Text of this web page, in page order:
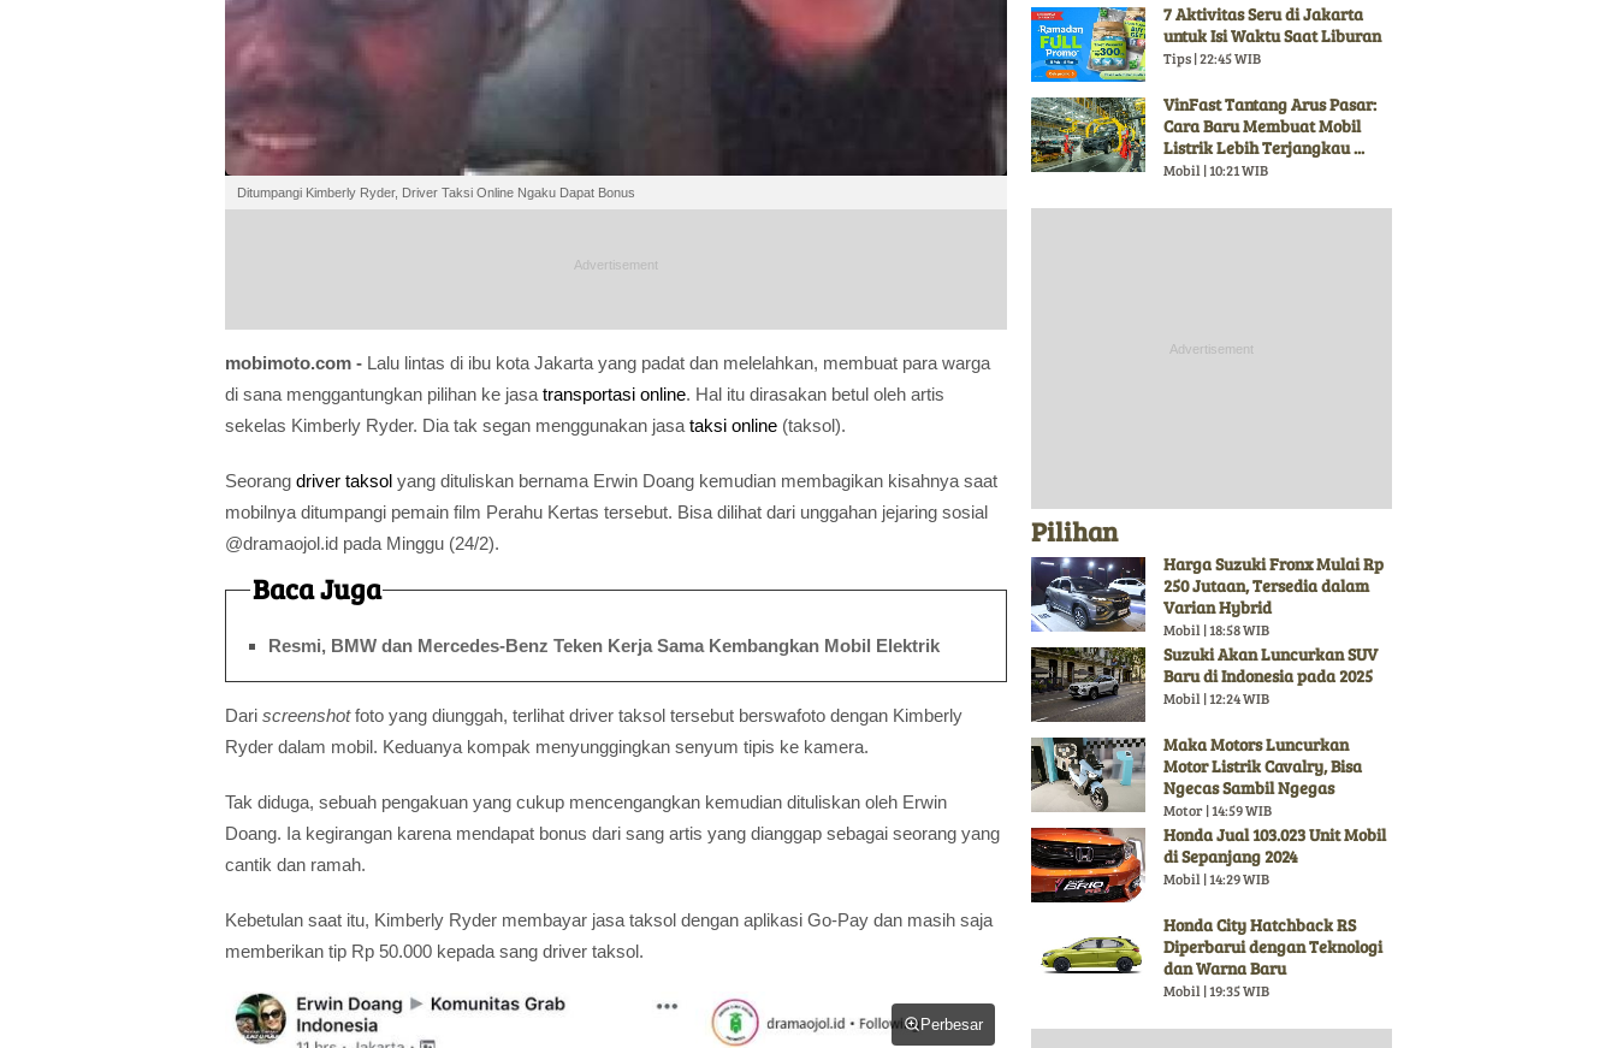
Ditumpangi Kimberly Ryder, Driver Taksi Online Ngaku Dapat Bonus
mobimoto.com - Lalu lintas di ibu kota Jakarta yang padat dan melelahkan, membuat para warga
di sana menggantungkan pilihan ke jasa transportasi online. Hal itu dirasakan betul oleh artis
sekelas Kimberly Ryder. Dia tak segan menggunakan jasa taksi online (taksol).
Seorang driver taksol yang dituliskan bernama Erwin Doang kemudian membagikan kisahnya saat
mobilnya ditumpangi pemain film Perahu Kertas tersebut. Bisa dilihat dari unggahan jejaring sosial
@dramaojol.id pada Minggu (24/2).
Baca Juga
Resmi, BMW dan Mercedes-Benz Teken Kerja Sama Kembangkan Mobil Elektrik
Dari screenshotfoto yang diunggah, terlihat driver taksol tersebut berswafoto dengan Kimberly
Ryder dalam mobil. Keduanya kompak menyunggingkan senyum tipis ke kamera.
Tak diduga, sebuah pengakuan yang cukup mencengangkan kemudian dituliskan oleh Erwin
Doang. Ia kegirangan karena mendapat bonus dari sang artis yang dianggap sebagai seorang yang
cantik dan ramah.
Kebetulan saat itu, Kimberly Ryder membayar jasa taksol dengan aplikasi Go-Pay dan masih saja
memberikan tip Rp 50.000 kepada sang driver taksol.
Perbesar
7 Aktivitas Seru di Jakarta
untuk Isi Waktu Saat Liburan
Tips | 22:45 WIB
VinFast Tantang Arus Pasar:
Cara Baru Membuat Mobil
Listrik Lebih Terjangkau ...
Mobil | 10:21 WIB
Pilihan
Harga Suzuki Fronx Mulai Rp
250 Jutaan, Tersedia dalam
Varian Hybrid
Mobil | 18:58 WIB
Suzuki Akan Luncurkan SUV
Baru di Indonesia pada 2025
Mobil | 12:24 WIB
Maka Motors Luncurkan
Motor Listrik Cavalry, Bisa
Ngecas Sambil Ngegas
Motor | 14:59 WIB
Honda Jual 103.023 Unit Mobil
di Sepanjang 2024
Mobil | 14:29 WIB
Honda City Hatchback RS
Diperbarui dengan Teknologi
dan Warna Baru
Mobil | 19:35 WIB